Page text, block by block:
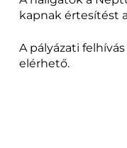
kapnak értesítést
A pályázati
elérhető.